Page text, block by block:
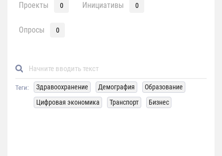
Проекты 0 Инициативы 0
Опросы 0
Теги: Здравоохранение Демография
Образование
Цифровая экономика
Транспорт Бизнес